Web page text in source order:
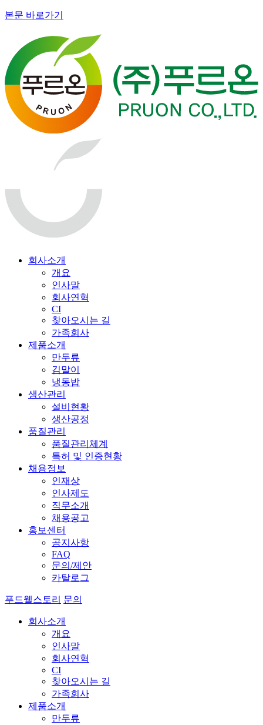
본문 바로가기
회사소개
개요
인사말
회사연혁
CI
찾아오시는 길
가족회사
제품소개
만두류
김말이
냉동밥
생산관리
설비현황
생산공정
품질관리
품질관리체계
특허 및 인증현황
채용정보
인재상
인사제도
직무소개
채용공고
홍보센터
공지사항
FAQ
문의/제안
카탈로그
푸드웰스토리 문의
회사소개
개요
인사말
회사연혁
CI
찾아오시는 길
가족회사
제품소개
만두류